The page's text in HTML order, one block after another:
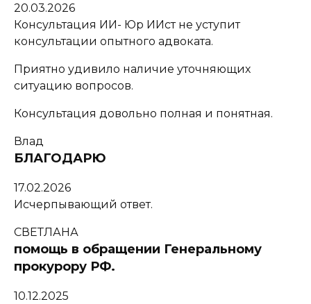
20.03.2026
Консультация ИИ- Юр ИИст не уступит
консультации опытного адвоката.
Приятно удивило наличие уточняющих
ситуацию вопросов.
Консультация довольно полная и понятная.
Влад
БЛАГОДАРЮ
17.02.2026
Исчерпывающий ответ.
СВЕТЛАНА
помощь в обращении Генеральному
прокурору РФ.
10.12.2025